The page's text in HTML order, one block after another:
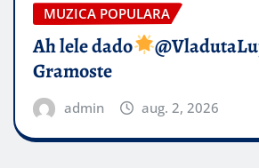
MUZICA POPULARA
Ah lele dado​
Gramoste
admin aug. 2, 2026